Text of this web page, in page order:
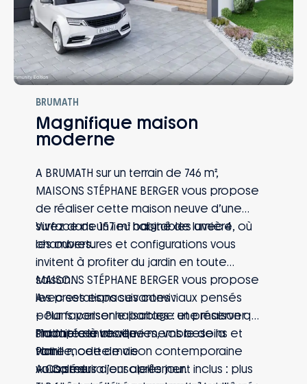
BRUMATH
Magnifique maison
moderne
A BRUMATH sur un terrain de 746 m²,
MAISONS STÉPHANE BERGER vous propose
de réaliser cette maison neuve d’une
surface de 157 m² habitables avec 4
chambres.
Vivez dans un lieu baigné de lumière, où
les ouvertures et configurations vous
invitent à profiter du jardin en toute
saison.
Avec ses espaces conviviaux pensés
pour favoriser le partage et préserver
l’intimité de chaque membre de la
famille, cette maison contemporaine
vous séduira jour après jour.
MAISONS STÉPHANE BERGER vous propose
les prestations suivantes :
– Plans personnalisables : une maison qui
s’adapte à vos envies, vos besoins et
votre mode de vie
– Capteurs d’ensoleillement inclus : plus
Proche centre ville.
Plat.
Au Calme.